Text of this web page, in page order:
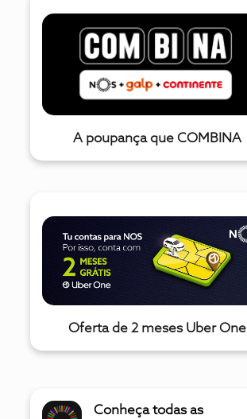
A poupança que COMBINA
Oferta de 2 meses Uber One
Conheça todas as